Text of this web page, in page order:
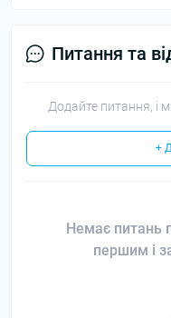
Питання та
Додайте питання, і
+
Немає питань
першим і